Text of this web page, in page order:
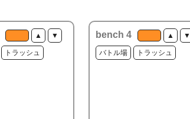
▲ ▼
トラッシュ
bench 4 ▲ ▼
バトル場 トラッシュ